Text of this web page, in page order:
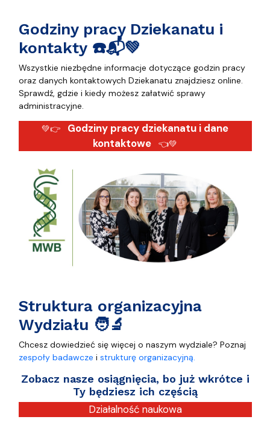
Godziny pracy Dziekanatu i
kontakty ☎️📬💚
Wszystkie niezbędne informacje dotyczące godzin pracy
oraz danych kontaktowych Dziekanatu znajdziesz online.
Sprawdź, gdzie i kiedy możesz załatwić sprawy
administracyjne.
💚👉 Godziny pracy dziekanatu i dane
kontaktowe
👈💚
Struktura organizacyjna
Wydziału 🧑‍🔬
Chcesz dowiedzieć się więcej o naszym wydziale? Poznaj
zespoły badawcze i strukturę organizacyjną.
Zobacz nasze osiągnięcia, bo już wkrótce i
Ty będziesz ich częścią
Działalność naukowa